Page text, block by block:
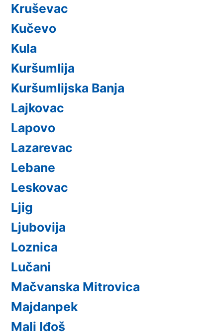
Kruševac
Kučevo
Kula
Kuršumlija
Kuršumlijska Banja
Lajkovac
Lapovo
Lazarevac
Lebane
Leskovac
Ljig
Ljubovija
Loznica
Lučani
Mačvanska Mitrovica
Majdanpek
Mali Iđoš